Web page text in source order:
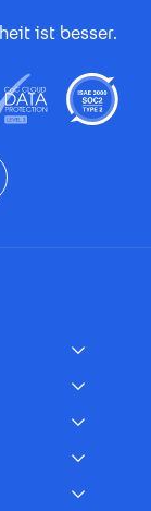
ist besser.